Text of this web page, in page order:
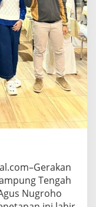
Tengah
Nugroho